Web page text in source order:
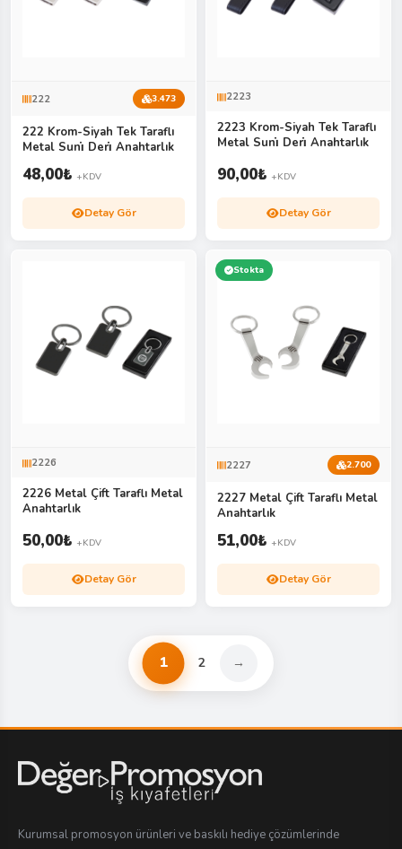
222 3.473
222 Krom-Siyah Tek Taraflı
Metal Suni̇ Deri̇ Anahtarlık
48,00₺ +KDV
Detay Gör
2223
2223 Krom-Siyah Tek Taraflı
Metal Suni̇ Deri̇ Anahtarlık
90,00₺ +KDV
Detay Gör
2226
2226 Metal Çift Taraflı Metal
Anahtarlık
50,00₺ +KDV
Detay Gör
Stokta
2227 2.700
2227 Metal Çift Taraflı Metal
Anahtarlık
51,00₺ +KDV
Detay Gör
1 2 →
Kurumsal promosyon ürünleri ve baskılı hediye çözümlerinde